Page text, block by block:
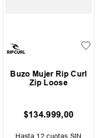
Buzo Mujer Rip Curl
Zip Loose
$134.999,00
Hasta 12 cuotas SIN